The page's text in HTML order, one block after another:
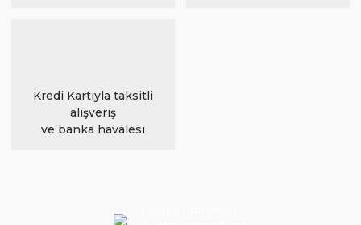
Kredi Kartıyla taksitli
alışveriş
ve banka havalesi